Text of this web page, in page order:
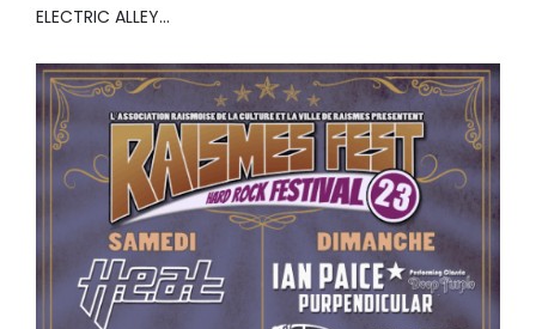
ELECTRIC ALLEY…